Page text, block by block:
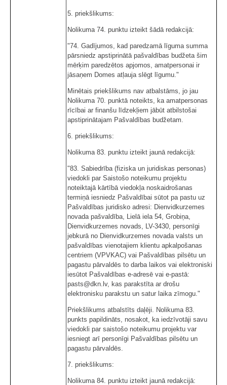
5. priekšlikums:
Nolikuma 74. punktu izteikt šādā redakcijā:
"74. Gadījumos, kad paredzamā līguma summa
pārsniedz apstiprinātā pašvaldības budžeta šim
mērķim paredzētos apjomos, amatpersonai ir
jāsaņem Domes atļauja slēgt līgumu."
Minētais priekšlikums nav atbalstāms, jo jau
Nolikuma 70. punktā noteikts, ka amatpersonas
rīcībai ar finanšu līdzekļiem jābūt atbilstošai
apstiprinātajam Pašvaldības budžetam.
6. priekšlikums:
Nolikuma 83. punktu izteikt jaunā redakcijā:
"83. Sabiedrība (fiziska un juridiskas personas)
viedokli par Saistošo noteikumu projektu
noteiktajā kārtībā viedokļa noskaidrošanas
termiņā iesniedz Pašvaldībai sūtot pa pastu uz
Pašvaldības juridisko adresi: Dienvidkurzemes
novada pašvaldība, Lielā iela 54, Grobiņa,
Dienvidkurzemes novads, LV-3430, personīgi
jebkurā no Dienvidkurzemes novada valsts un
pašvaldības vienotajiem klientu apkalpošanas
centriem (VPVKAC) vai Pašvaldības pilsētu un
pagastu pārvaldēs to darba laikos vai elektroniski
iesūtot Pašvaldības e-adresē vai e-pastā:
pasts@dkn.lv, kas parakstīta ar drošu
elektronisku parakstu un satur laika zīmogu."
Priekšlikums atbalstīts daļēji. Nolikuma 83.
punkts papildināts, nosakot, ka iedzīvotāji savu
viedokli par saistošo noteikumu projektu var
iesniegt arī personīgi Pašvaldības pilsētu un
pagastu pārvaldēs.
7. priekšlikums:
Nolikuma 84. punktu izteikt jaunā redakcijā: